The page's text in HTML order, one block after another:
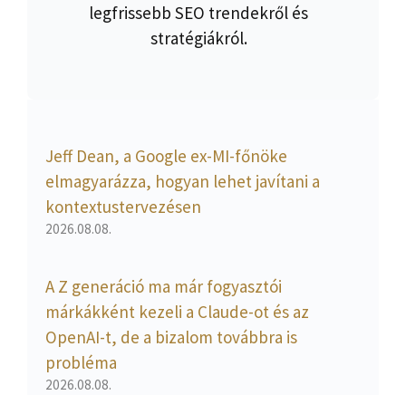
legfrissebb SEO trendekről és
stratégiákról.
Jeff Dean, a Google ex-MI-főnöke
elmagyarázza, hogyan lehet javítani a
kontextustervezésen
2026.08.08.
A Z generáció ma már fogyasztói
márkákként kezeli a Claude-ot és az
OpenAI-t, de a bizalom továbbra is
probléma
2026.08.08.